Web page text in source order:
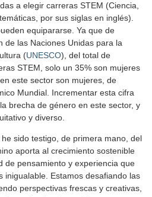
a elegir carreras STEM (Ciencia,
por sus siglas en inglés).
equipararse. Ya que de
de las Naciones Unidas para la
(UNESCO), del total de
STEM, solo un 35% son mujeres
este sector son mujeres, de
Mundial. Incrementar esta cifra
brecha de género en este sector, y
y diverso.
sido testigo, de primera mano, del
aporta al crecimiento sostenible
de pensamiento y experiencia que
inigualable. Estamos desafiando las
perspectivas frescas y creativas,